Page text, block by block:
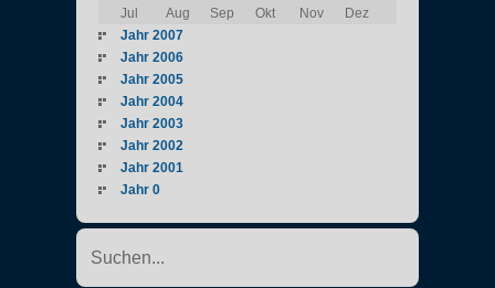
Jul
Aug Sep Okt Nov
Dez
Jahr 2007
Jahr 2006
Jahr 2005
Jahr 2004
Jahr 2003
Jahr 2002
Jahr 2001
Jahr 0